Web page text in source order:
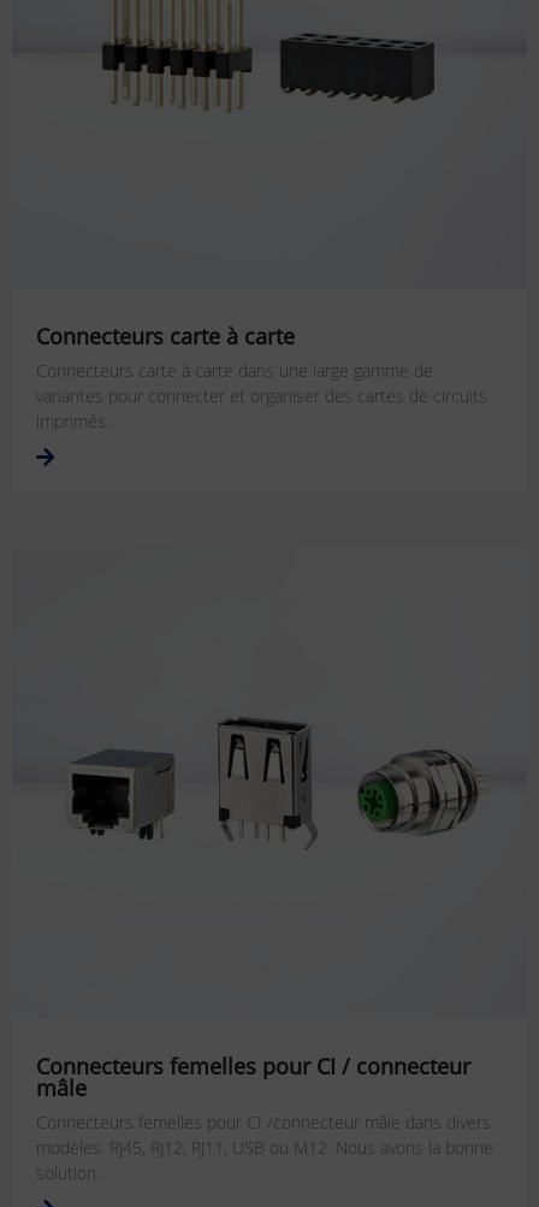
Connecteurs carte à carte
Connecteurs carte à carte dans une large gamme de
variantes pour connecter et organiser des cartes de circuits
imprimés.
Connecteurs femelles pour CI / connecteur
mâle
Connecteurs femelles pour CI /connecteur mâle dans divers
modèles. RJ45, RJ12, RJ11, USB ou M12. Nous avons la bonne
solution.